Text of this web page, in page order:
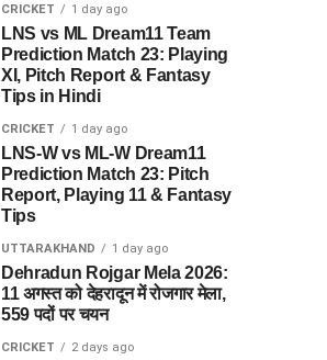
CRICKET 1 day ago
LNS vs ML Dream11 Team
Prediction Match 23: Playing
XI, Pitch Report & Fantasy
Tips in Hindi
CRICKET 1 day ago
LNS-W vs ML-W Dream11
Prediction Match 23: Pitch
Report, Playing 11 & Fantasy
Tips
UTTARAKHAND 1 day ago
Dehradun Rojgar Mela 2026:
11 अगस्त को देहरादून में रोजगार मेला,
559 पदों पर चयन
CRICKET 2 days ago